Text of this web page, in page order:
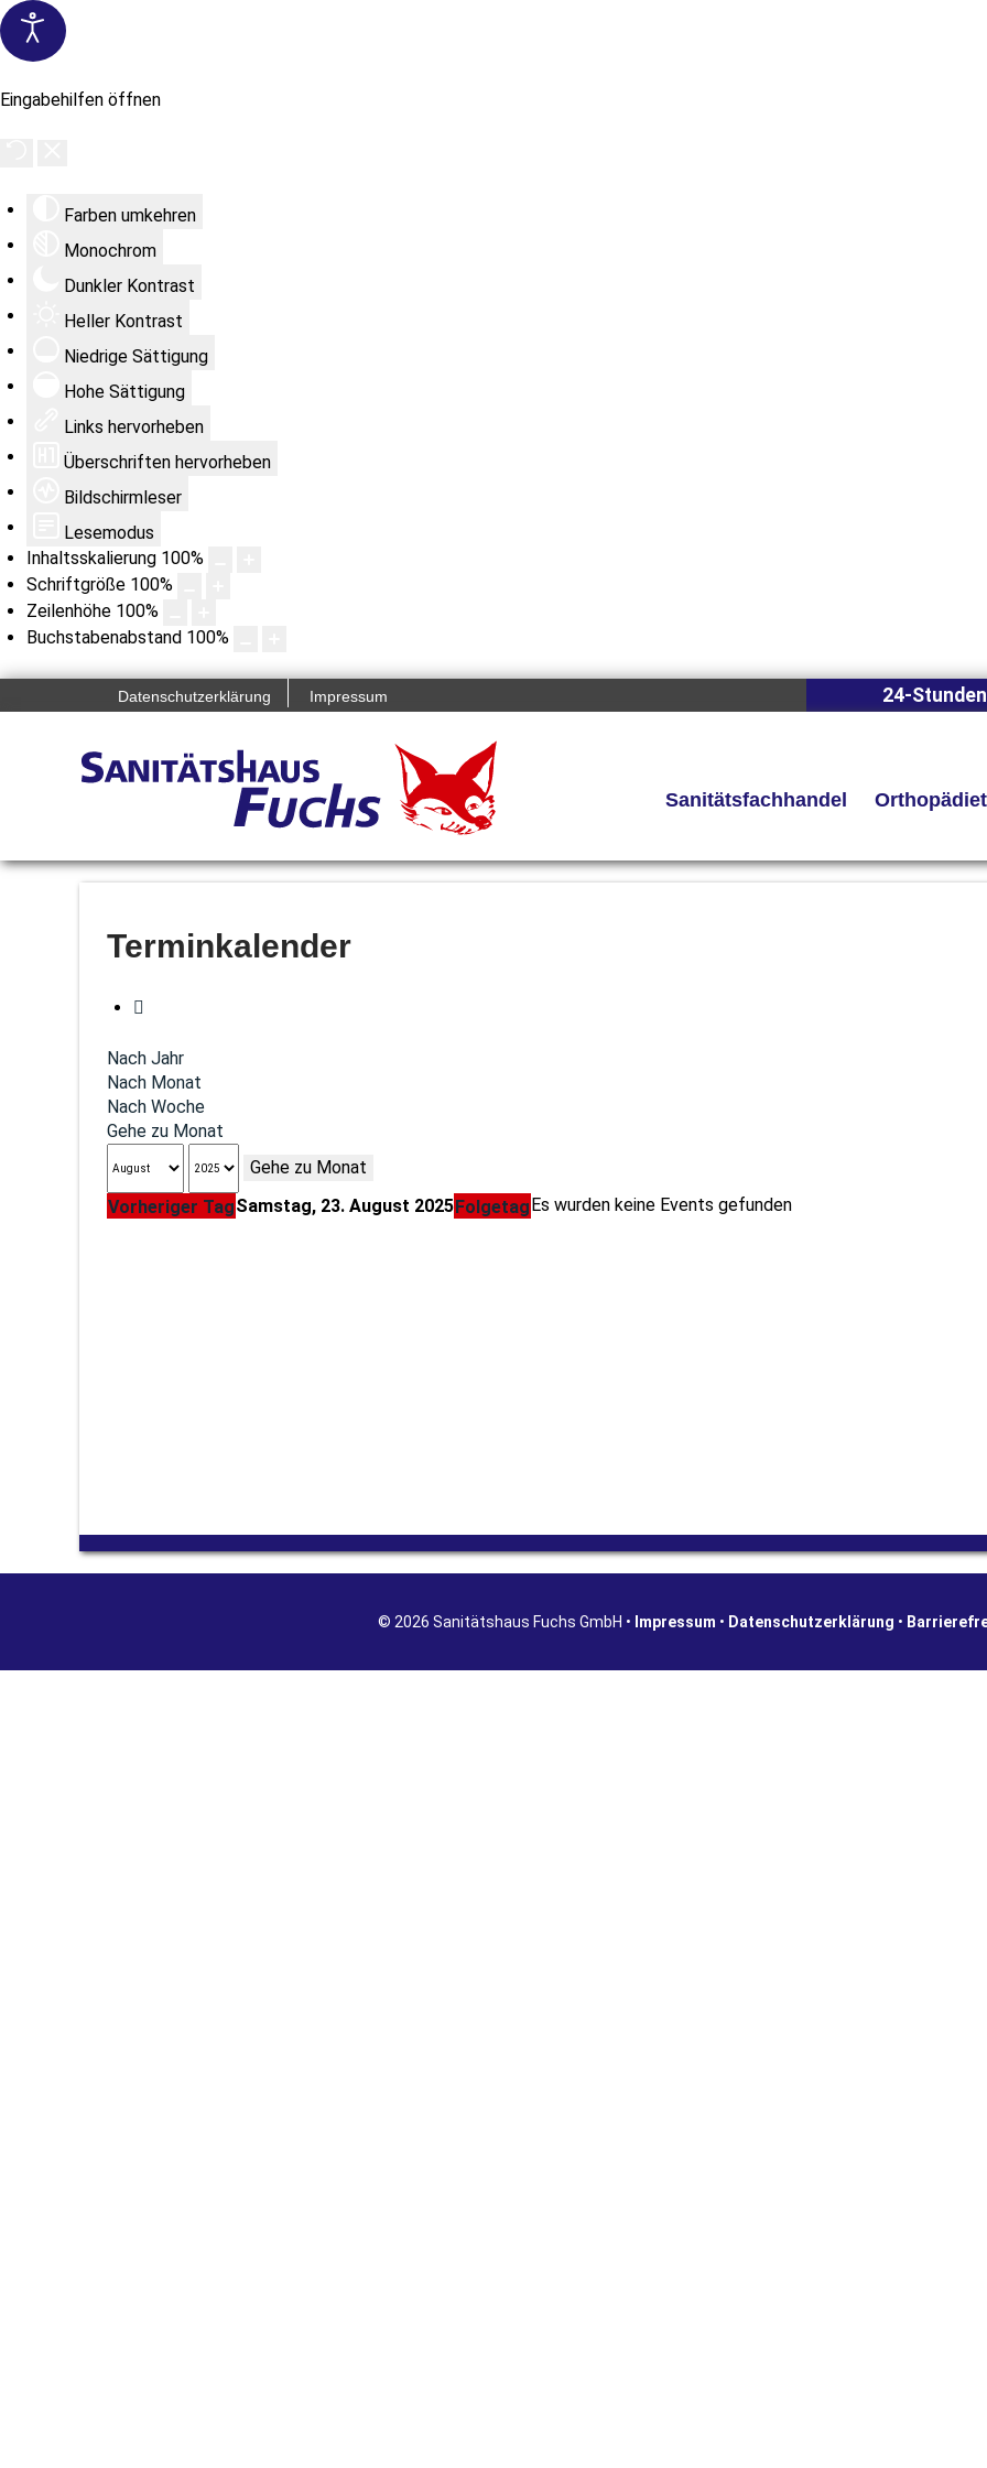
Eingabehilfen öffnen
Farben umkehren
Monochrom
Dunkler Kontrast
Heller Kontrast
Niedrige Sättigung
Hohe Sättigung
Links hervorheben
Überschriften hervorheben
Bildschirmleser
Lesemodus
Inhaltsskalierung 100%
Schriftgröße 100%
Zeilenhöhe 100%
Buchstabenabstand 100%
Datenschutzerklärung Impressum 24-
Sanitätsfachhandel
Terminkalender
Nach Jahr
Nach Monat
Nach Woche
Gehe zu Monat
Gehe zu Monat
Vorheriger TagSamstag, 23. August 2025FolgetagEs wurden keine Events gefunden
© 2026 Sanitätshaus Fuchs GmbH • Impressum • Datenschutzerklärung •